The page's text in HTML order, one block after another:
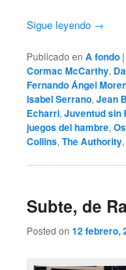
Sigue leyendo →
Publicado en A fondo |
Cormac McCarthy,
Fernando Ángel
Isabel Serrano,Jean
Echarri,Juventud sin
juegos del hambre,
Collins,The Authority
Subte, de
Posted on12 febrero,